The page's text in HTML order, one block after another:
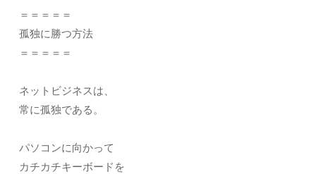
＝＝＝＝＝
孤独に勝つ方法
＝＝＝＝＝
ネットビジネスは、
常に孤独である。
パソコンに向かって
カチカチキーボードを